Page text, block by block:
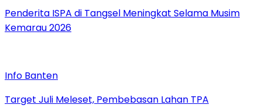
Penderita ISPA di Tangsel Meningkat Selama Musim
Kemarau 2026
Info Banten
Target Juli Meleset, Pembebasan Lahan TPA